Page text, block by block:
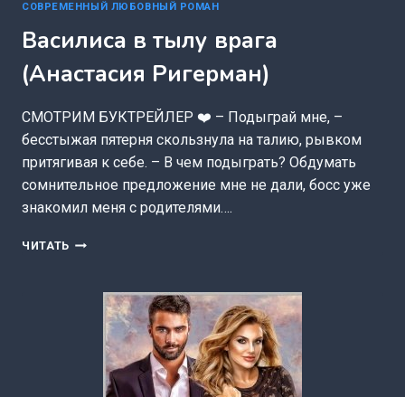
СОВРЕМЕННЫЙ ЛЮБОВНЫЙ РОМАН
Василиса в тылу врага
(Анастасия Ригерман)
СМОТРИМ БУКТРЕЙЛЕР ❤️ – Подыграй мне, –
бесстыжая пятерня скользнула на талию, рывком
притягивая к себе. – В чем подыграть? Обдумать
сомнительное предложение мне не дали, босс уже
знакомил меня с родителями….
ЧИТАТЬ ВАСИЛИСА
ВРАГА
(АНАСТАСИЯ
РИГЕРМАН)